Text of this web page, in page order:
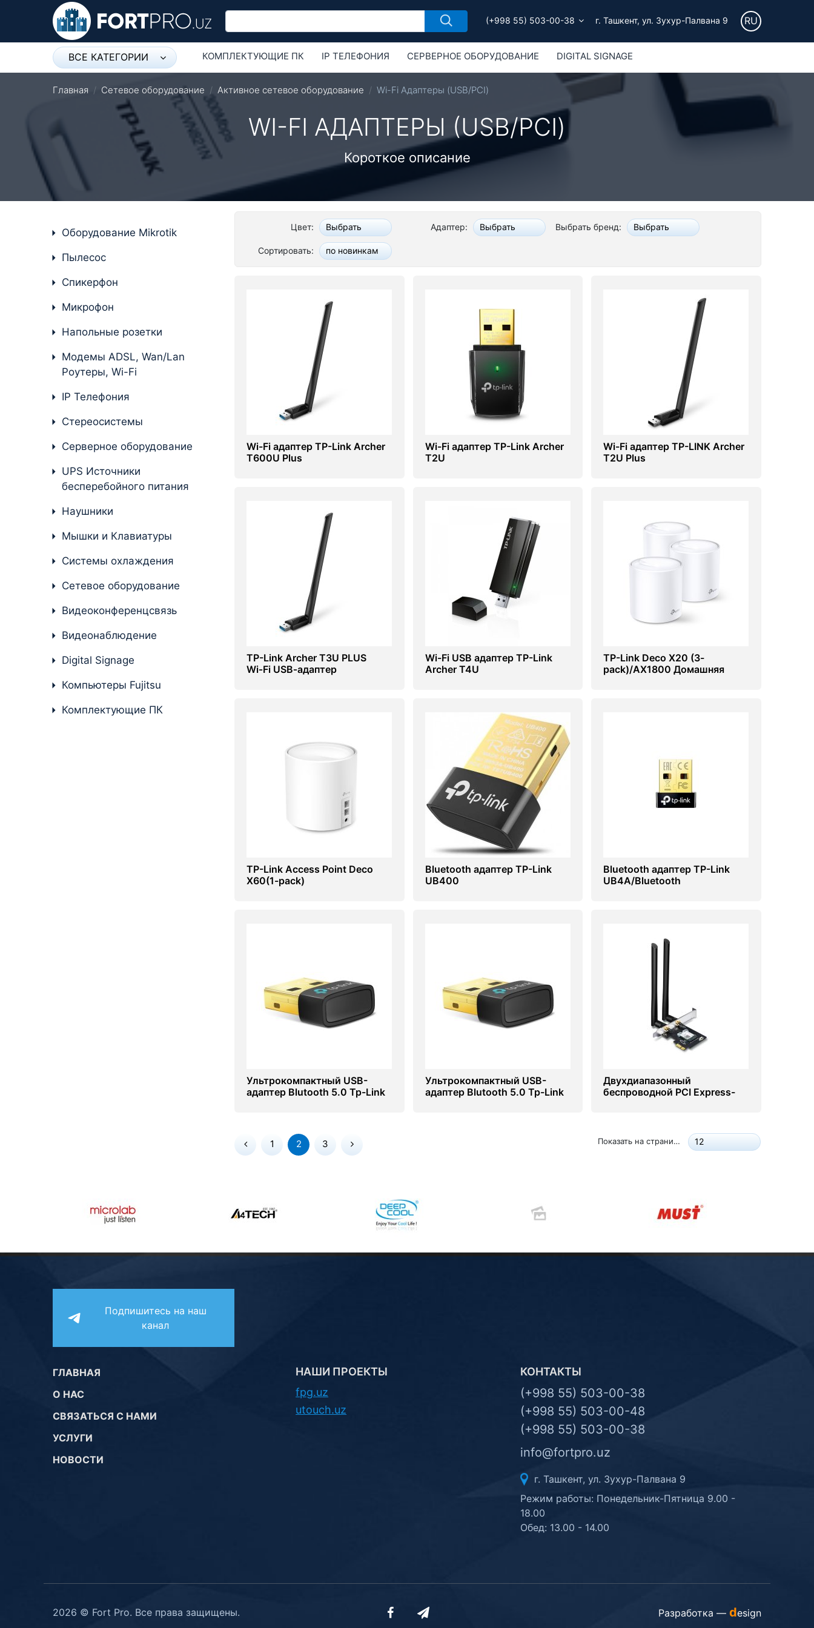
(+998 55) 503-00-38 г. Ташкент, ул. Зухур-Палвана 9 RU
ВСЕ КАТЕГОРИИ
Напольные розетки
Оборудование Mikrotik
Пылесос
Спикерфон
бесперебойного питания
Мышки и Клавиатуры
Digital Signage
Видеонаблюдение
Компьютеры Fujitsu
Комплектующие ПК
КОМПЛЕКТУЮЩИЕ ПК IP ТЕЛЕФОНИЯ СЕРВЕРНОЕ ОБОРУДОВАНИЕ DIGITAL SIGNAGE
СЕТЕВОЕ ОБОРУДОВАНИЕ ОБОРУДОВАНИЕ MIKROTIK
Главная Сетевое оборудование Активное сетевое оборудование Wi-Fi Адаптеры (USB/PCI)
WI-FI АДАПТЕРЫ (USB/PCI)
Короткое описание
Цвет: Выбрать Адаптер: Выбрать Выбрать бренд: Выбрать
Сортировать: по новинкам
Wi-Fi адаптер TP-Link Archer
T600U Plus
Wi-Fi адаптер TP-Link Archer
T2U
Wi-Fi адаптер TP-LINK Archer
T2U Plus
TP-Link Archer T3U PLUS
Wi‑Fi USB‑адаптер
Wi-Fi USB адаптер TP-Link
Archer T4U
TP-Link Deco X20 (3-
pack)/AX1800 Домашняя
TP-Link Access Point Deco
X60(1-pack)
Bluetooth адаптер TP-Link
UB400
Bluetooth адаптер TP-Link
UB4A/Bluetooth
Ультрокомпактный USB-
адаптер Blutooth 5.0 Tp-Link
Ультрокомпактный USB-
адаптер Blutooth 5.0 Tp-Link
Двухдиапазонный
беспроводной PCI Express-
1 2 3 Показать на странице: 12
Оборудование Mikrotik
Пылесос
Спикерфон
Микрофон
Напольные розетки
Модемы ADSL, Wan/Lan
Роутеры, Wi-Fi
IP Телефония
Стереосистемы
Серверное оборудование
UPS Источники
бесперебойного питания
Наушники
Мышки и Клавиатуры
Системы охлаждения
Сетевое оборудование
Видеоконференцсвязь
Видеонаблюдение
Digital Signage
Компьютеры Fujitsu
Комплектующие ПК
Подпишитесь на наш
канал
ГЛАВНАЯ
О НАС
СВЯЗАТЬСЯ С НАМИ
УСЛУГИ
НОВОСТИ
НАШИ ПРОЕКТЫ
fpg.uz
utouch.uz
КОНТАКТЫ
(+998 55) 503-00-38
(+998 55) 503-00-48
(+998 55) 503-00-38
info@fortpro.uz
г. Ташкент, ул. Зухур-Палвана 9
Режим работы: Понедельник-Пятница 9.00 -
18.00
Обед: 13.00 - 14.00
Разработка — design
2026 © Fort Pro. Все права защищены.